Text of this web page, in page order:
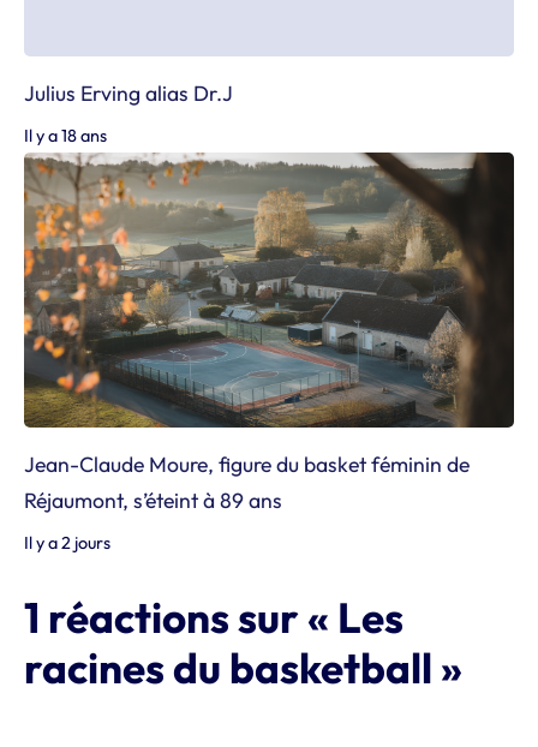
Julius Erving alias Dr.J
Il y a 18 ans
Jean-Claude Moure, figure du basket féminin de
Réjaumont, s’éteint à 89 ans
Il y a 2 jours
1 réactions sur « Les
racines du basketball »